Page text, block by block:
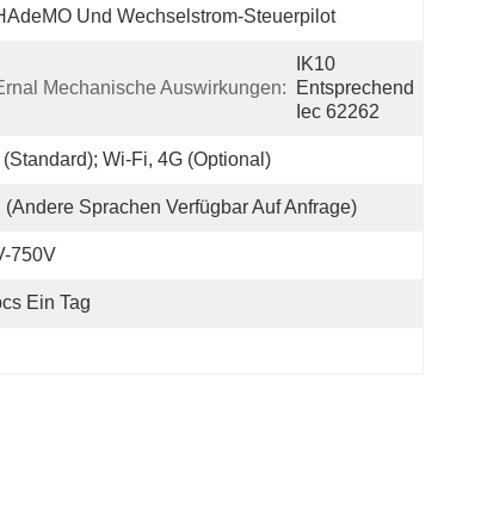
Und Wechselstrom-Steuerpilot
Mechanische Auswirkungen:
IK10
Entsprechend
Iec 62262
(Standard); Wi-Fi, 4G (optional)
(andere Sprachen Verfügbar Auf Anfrage)
750V
Ein Tag